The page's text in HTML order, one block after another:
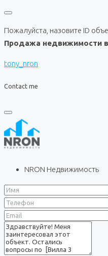
Пожалуйста, назовите ID
Продажа недвижимости в
tony_nron
Contact me
NRON Недвижимость